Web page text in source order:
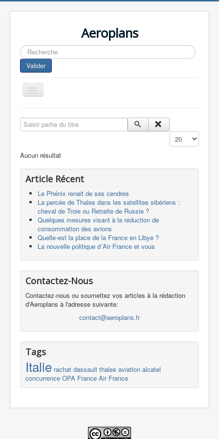
Aeroplans
Rechercher
Valider
Toggle
Navigation
Aviation Commerciale
Europespace
Drones
Saisir partie du titre
Affichage #
Aucun résultat
Article Récent
Le Phénix renait de ses cendres
La percée de Thales dans les satellites sibériens :
cheval de Troie ou Retraite de Russie ?
Quelques mesures visant à la réduction de
consommation des avions
Quelle-est la place de la France en Libye ?
La nouvelle politique d´Air France et vous
Contactez-Nous
Contactez-nous ou soumettez vos articles à la rédaction
d'Aeroplans à l'adresse suivante:
contact@aeroplans.fr
Tags
Italie rachat dassault thales aviation alcatel
concurrence OPA France Air France